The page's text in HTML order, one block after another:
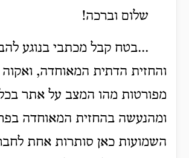
שלום וברכה!
...בטח קבל מכתבי בנוגע
והחזית הדתית המאוחדה, ואקוה
מפורטות מהו המצב על אתר
ומהנעשה בהחזית המאוחדה
השמועות כאן סותרות אחת